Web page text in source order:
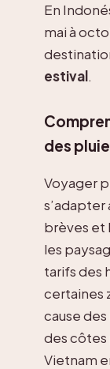
En
mai à
estival.
des
Voyager
s’adapter
brèves et
les
tarifs des
certaines
cause
des côtes
Vietnam